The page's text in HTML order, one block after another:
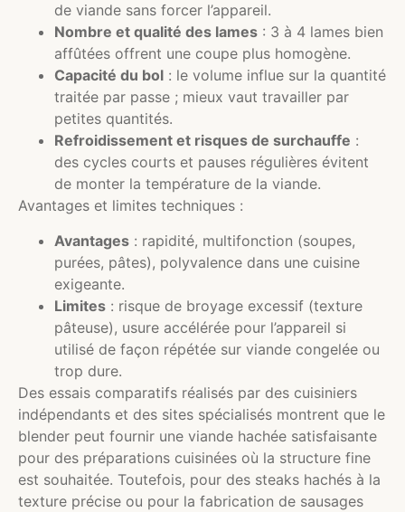
de viande sans forcer l’appareil.
Nombre et qualité des lames : 3 à 4 lames bien
affûtées offrent une coupe plus homogène.
Capacité du bol : le volume influe sur la quantité
traitée par passe ; mieux vaut travailler par
petites quantités.
Refroidissement et risques de surchauffe :
des cycles courts et pauses régulières évitent
de monter la température de la viande.
Avantages et limites techniques :
Avantages : rapidité, multifonction (soupes,
purées, pâtes), polyvalence dans une cuisine
exigeante.
Limites : risque de broyage excessif (texture
pâteuse), usure accélérée pour l’appareil si
utilisé de façon répétée sur viande congelée ou
trop dure.
Des essais comparatifs réalisés par des cuisiniers
indépendants et des sites spécialisés montrent que le
blender peut fournir une viande hachée satisfaisante
pour des préparations cuisinées où la structure fine
est souhaitée. Toutefois, pour des steaks hachés à la
texture précise ou pour la fabrication de sausages